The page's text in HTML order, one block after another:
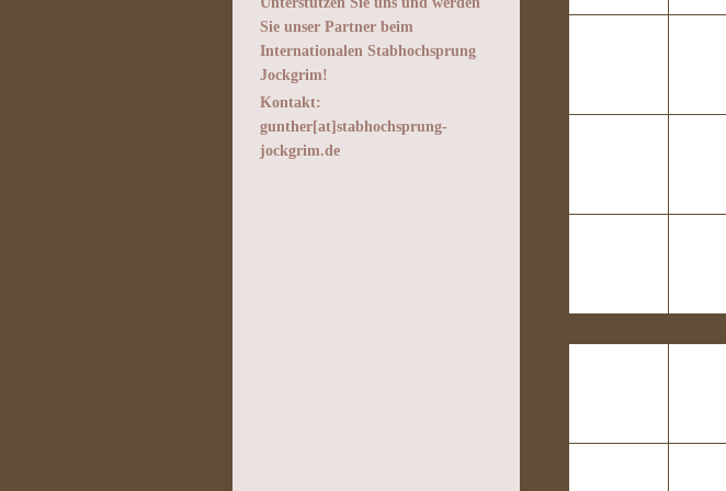
Sie unser Partner beim
Internationalen Stabhochsprung
Jockgrim!
Kontakt:
gunther[at]stabhochsprung-
jockgrim.de